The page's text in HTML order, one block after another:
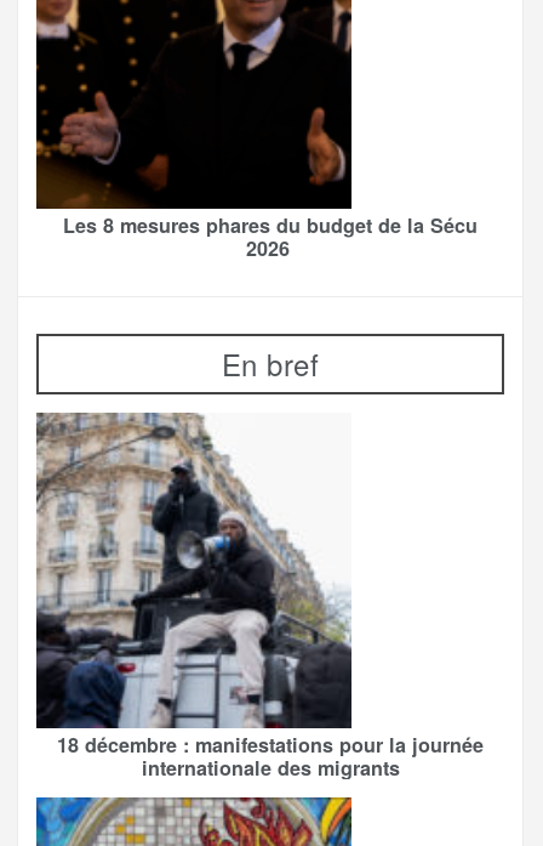
Les 8 mesures phares du budget de la Sécu
2026
En bref
18 décembre : manifestations pour la journée
internationale des migrants